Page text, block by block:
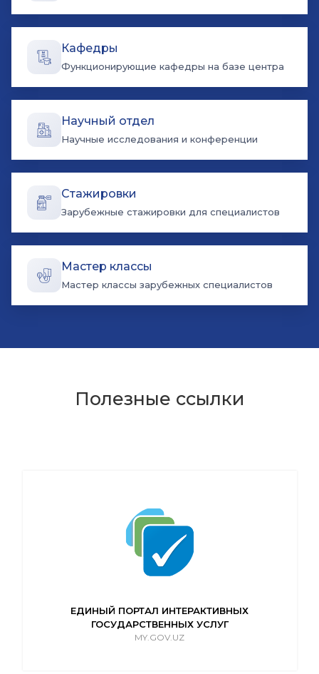
Кафедры
Функционирующие кафедры на базе центра
Научный отдел
Научные исследования и конференции
Стажировки
Зарубежные стажировки для специалистов
Мастер классы
Мастер классы зарубежных специалистов
Полезные ссылки
ЕДИНЫЙ ПОРТАЛ ИНТЕРАКТИВНЫХ
ГОСУДАРСТВЕННЫХ УСЛУГ
MY.GOV.UZ